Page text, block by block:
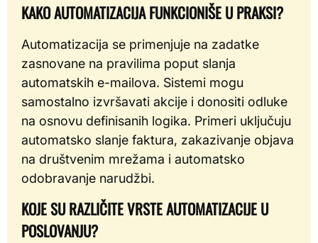
KAKO AUTOMATIZACIJA FUNKCIONIŠE U PRAKSI?
Automatizacija se primenjuje na zadatke
zasnovane na pravilima poput slanja
automatskih e-mailova. Sistemi mogu
samostalno izvršavati akcije i donositi odluke
na osnovu definisanih logika. Primeri uključuju
automatsko slanje faktura, zakazivanje objava
na društvenim mrežama i automatsko
odobravanje narudžbi.
KOJE SU RAZLIČITE VRSTE AUTOMATIZACIJE U
POSLOVANJU?